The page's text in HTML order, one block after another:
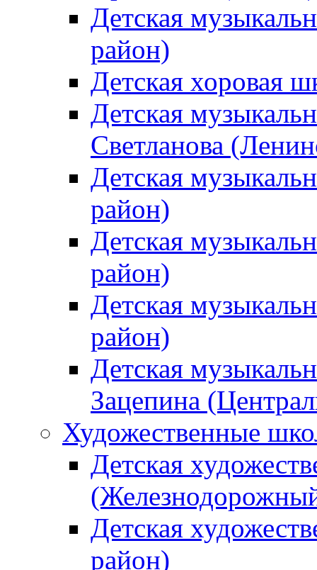
Детская
район)
Детская хоровая
Детская
Светланова
Детская
район)
Детская
район)
Детская
район)
Детская
Зацепина
Художественные
Детская
Детская
район)